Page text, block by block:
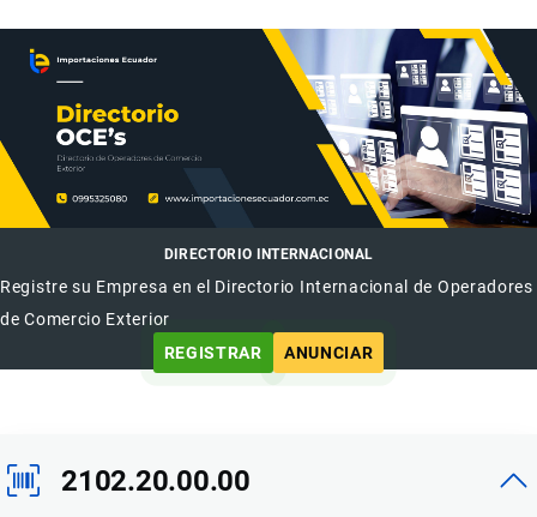
DIRECTORIO INTERNACIONAL
Registre su Empresa en el Directorio Internacional de Operadores
de Comercio Exterior
REGISTRAR
ANUNCIAR
2102.20.00.00